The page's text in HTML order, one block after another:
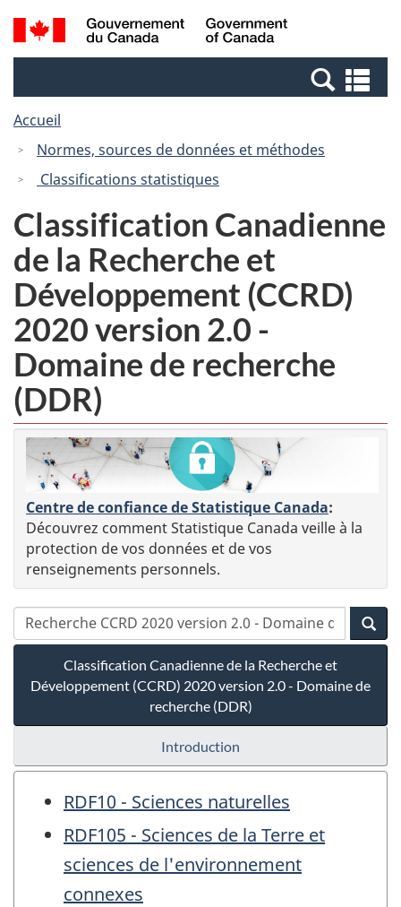
Passer
au
Passer
à
Canada
Recherche
et
et
Accueil
Normes, sources de données et méthodes
Classifications statistiques
Classification Canadienne
de la Recherche et
Développement (CCRD)
2020 version 2.0 -
Domaine de recherche
(DDR)
Centre de confiance de Statistique Canada:
Découvrez comment Statistique Canada veille à la
protection de vos données et de vos
renseignements personnels.
Classification Canadienne de la Recherche et
Développement (CCRD) 2020 version 2.0 - Domaine de
recherche (DDR)
Introduction
RDF10 - Sciences naturelles
RDF105 - Sciences de la Terre et
sciences de l'environnement
connexes